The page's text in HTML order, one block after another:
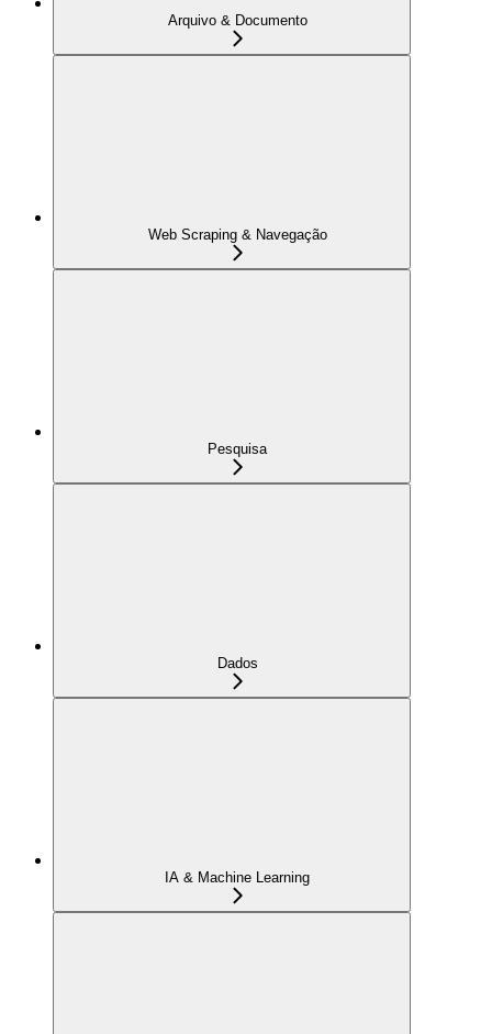
Arquivo & Documento
Web Scraping & Navegação
Pesquisa
Dados
IA & Machine Learning